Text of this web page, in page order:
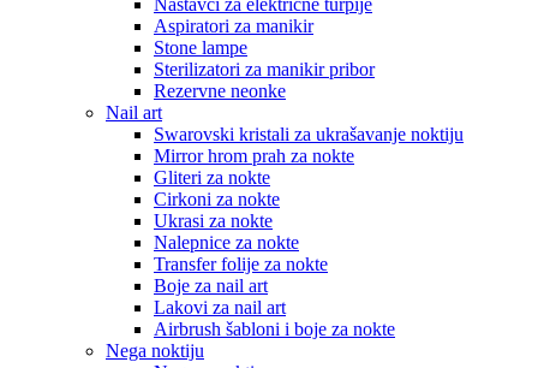
Nastavci za električne turpije
Aspiratori za manikir
Stone lampe
Sterilizatori za manikir pribor
Rezervne neonke
Nail art
Swarovski kristali za ukrašavanje noktiju
Mirror hrom prah za nokte
Gliteri za nokte
Cirkoni za nokte
Ukrasi za nokte
Nalepnice za nokte
Transfer folije za nokte
Boje za nail art
Lakovi za nail art
Airbrush šabloni i boje za nokte
Nega noktiju